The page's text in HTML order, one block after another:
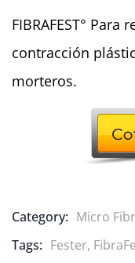
of
on
ratings
FIBRAFEST°
contracción
morteros.
Category: Micro
Tags: Fester,